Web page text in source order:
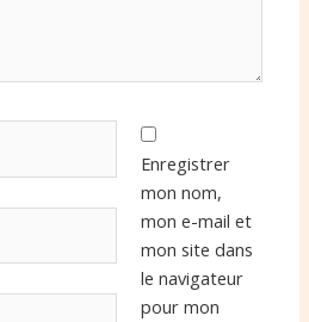
Enregistrer
mon nom,
mon e-mail et
mon site dans
le navigateur
pour mon